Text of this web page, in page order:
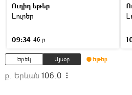
Ուղիղ եթեր
Լուրեր
09:34 46 ր
Երեկ Այսօր Եթեր
ք. Երևան 106.0